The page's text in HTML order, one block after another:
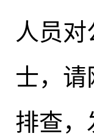
人员
士， 请
排查，